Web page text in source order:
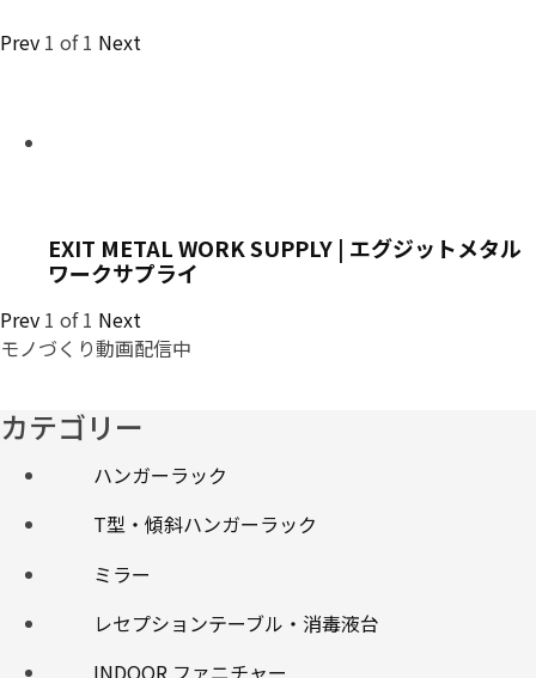
Prev 1 of 1 Next
EXIT METAL WORK SUPPLY | エグジットメタル
ワークサプライ
Prev 1 of 1 Next
モノづくり動画配信中
カテゴリー
ハンガーラック
T型・傾斜ハンガーラック
ミラー
レセプションテーブル・消毒液台